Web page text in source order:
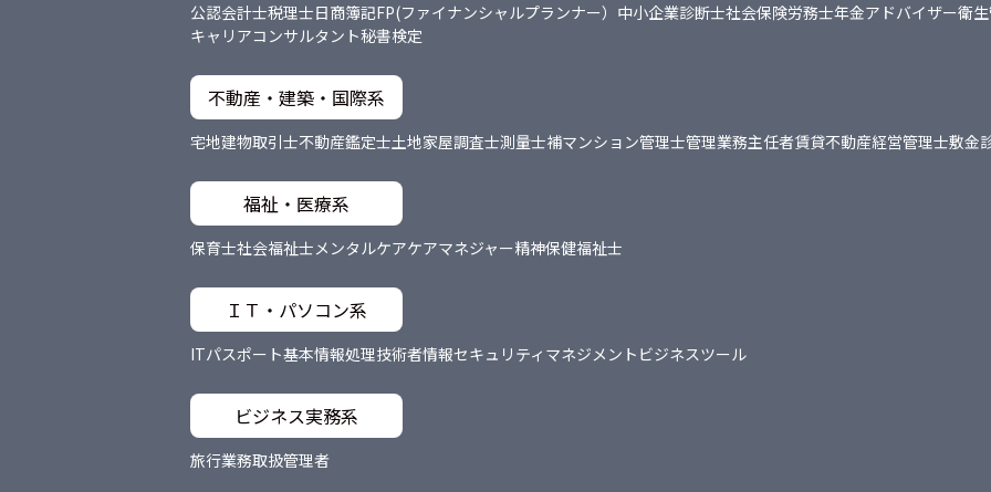
公認会計士税理士日商簿記FP(ファイナンシャルプランナー） 中小企業診断士社会保険労務士年金アドバイザー衛
キャリアコンサルタント秘書検定
不動産・建築・国際系
宅地建物取引士不動産鑑定士土地家屋調査士測量士補マンション管理士管理業務主任者賃貸不動産経営管理士敷金
福祉・医療系
保育士社会福祉士メンタルケアケアマネジャー精神保健福祉士
ＩＴ・パソコン系
ITパスポート基本情報処理技術者情報セキュリティマネジメント ビジネスツール
ビジネス実務系
旅行業務取扱管理者